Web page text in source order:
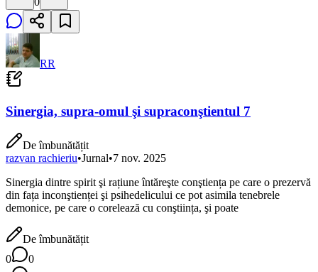
RR
Sinergia, supra-omul şi supraconştientul 7
De îmbunătățit
razvan rachieriu•Jurnal•7 nov. 2025
Sinergia dintre spirit şi rațiune întăreşte conştiența pe care o prezervă
din fața inconştienței şi psihedelicului ce pot asimila tenebrele
demonice, pe care o corelează cu conştiința, şi poate
De îmbunătățit
0
0